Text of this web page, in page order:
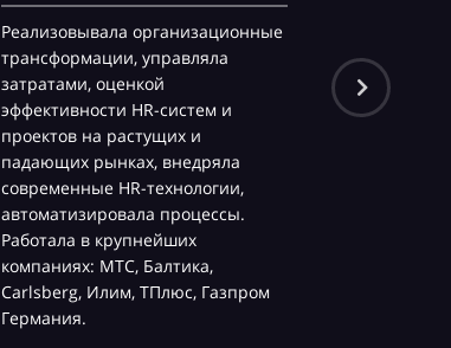
Реализовывала организационные
трансформации, управляла
затратами, оценкой
эффективности HR-систем и
проектов на растущих и
падающих рынках, внедряла
современные HR-технологии,
автоматизировала процессы.
Работала в крупнейших
компаниях: МТС, Балтика,
Carlsberg, Илим, ТПлюс, Газпром
Германия.